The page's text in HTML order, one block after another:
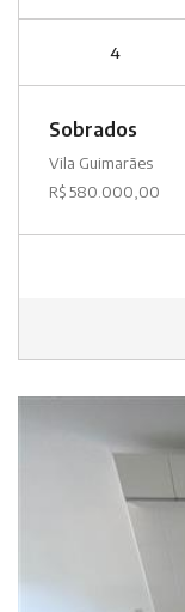
4
Sobrados
Vila Guimarães
R$ 580.000,00